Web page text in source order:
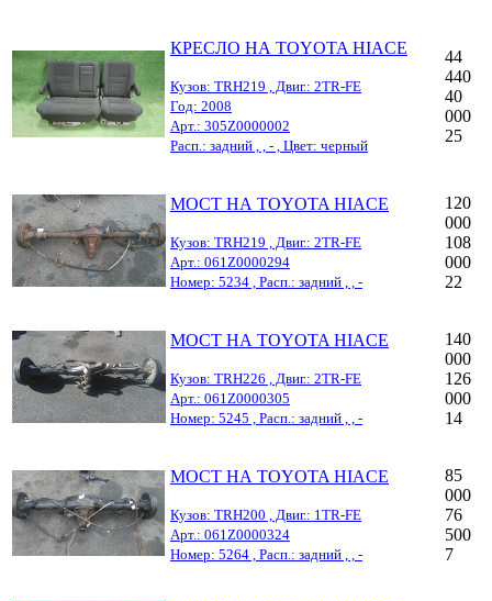
КРЕСЛО НА TOYOTA HIACE
Кузов: TRH219 , Двиг.: 2TR-FE
Год: 2008
Арт.: 305Z0000002
Расп.: задний , , - , Цвет: черный
44
440
40
000
25
МОСТ НА TOYOTA HIACE
Кузов: TRH219 , Двиг.: 2TR-FE
Арт.: 061Z0000294
Номер: 5234 , Расп.: задний , , -
120
000
108
000
22
МОСТ НА TOYOTA HIACE
Кузов: TRH226 , Двиг.: 2TR-FE
Арт.: 061Z0000305
Номер: 5245 , Расп.: задний , , -
140
000
126
000
14
МОСТ НА TOYOTA HIACE
Кузов: TRH200 , Двиг.: 1TR-FE
Арт.: 061Z0000324
Номер: 5264 , Расп.: задний , , -
85
000
76
500
7